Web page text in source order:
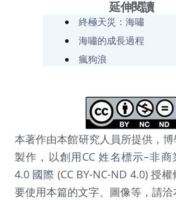
延伸閱讀
終極天災：海嘯
海嘯的成長過程
瘋狗浪
本著作由本館研究人員所提供，
製作，以創用CC 姓名標示–非
4.0 國際 (CC BY-NC-ND 4.0) 授
要使用本篇的文字、圖像等，請洽